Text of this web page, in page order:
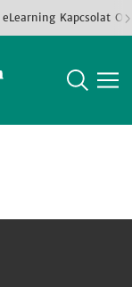
eLearning Kapcsolat